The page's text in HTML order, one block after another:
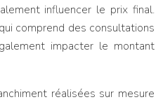
influencer le prix final.
comprend des consultations
impacter le montant
réalisées sur mesure